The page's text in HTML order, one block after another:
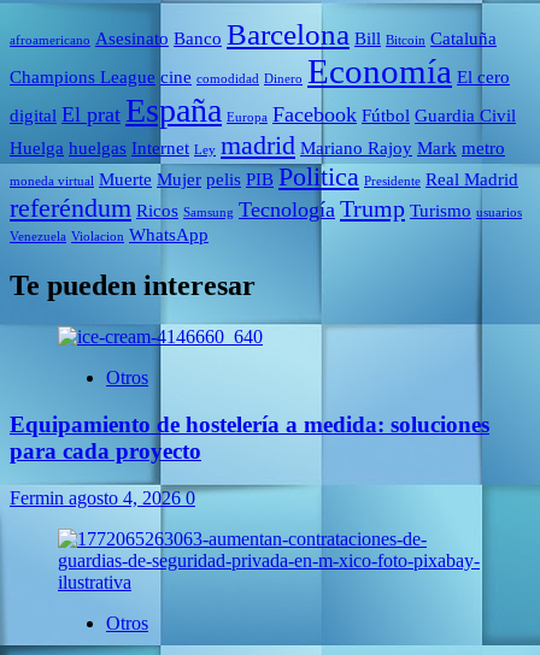
afroamericano Asesinato Banco Barcelona Bill Bitcoin Cataluña
Champions League cine comodidad Dinero Economía El cero
digital El prat España Europa Facebook Fútbol Guardia Civil
Huelga huelgas Internet Ley madrid Mariano Rajoy Mark metro
moneda virtual Muerte Mujer pelis PIB Politica Presidente Real Madrid
referéndum Ricos Samsung Tecnología Trump Turismo usuarios
Venezuela Violacion WhatsApp
Te pueden interesar
Otros
Equipamiento de hostelería a medida: soluciones
para cada proyecto
Fermin agosto 4, 20260
Otros